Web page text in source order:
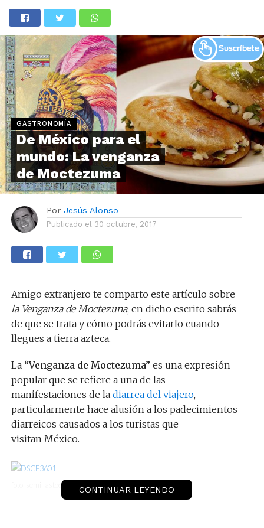
GASTRONOMÍA
De México para el
mundo: La venganza
de Moctezuma
Por Jesús Alonso
Publicado el 30 octubre, 2017
Amigo extranjero te comparto este artículo sobre
la Venganza de Moctezuna, en dicho escrito sabrás
de que se trata y cómo podrás evitarlo cuando
llegues a tierra azteca.
La “Venganza de Moctezuma” es una expresión
popular que se refiere a una de las
manifestaciones de la diarrea del viajero,
particularmente hace alusión a los padecimientos
diarreicos causados a los turistas que
visitan México.
foto: semillastodoterreno.comCONTINUAR LEYENDO